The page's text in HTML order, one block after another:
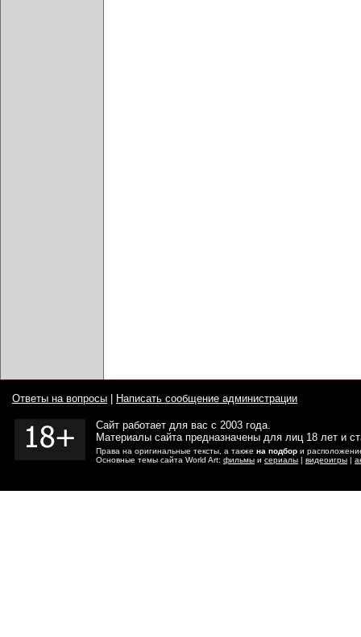
Ответы на вопросы Написать сообщение администрации
Сайт работает для вас с 2003 года.
Материалы сайта предназначены для лиц 18 лет и
Права на оригинальные тексты, а также на подбор и
Основные темы сайта World Art: фильмы и сериалы | видеоигры |